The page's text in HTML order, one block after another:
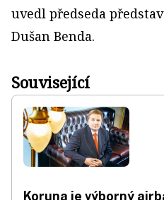
uvedl předseda
Dušan Benda.
Související
Koruna je výborný